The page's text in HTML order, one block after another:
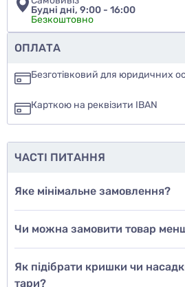
Чи рекомендуєте ви цей товар
так
ще не знаю
Додати відгук
Будні дні, 9:00 - 16:00
Безкоштовно
ОПЛАТА
Безготівковий для юридичних
Карткою на реквізити IBAN
ЧАСТІ ПИТАННЯ
Яке мінімальне замовлення?
Чи можна замовити товар
Як підібрати кришки чи
тари?